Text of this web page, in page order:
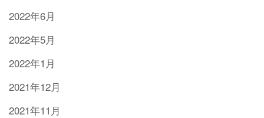
2022年6月
2022年5月
2022年1月
2021年12月
2021年11月